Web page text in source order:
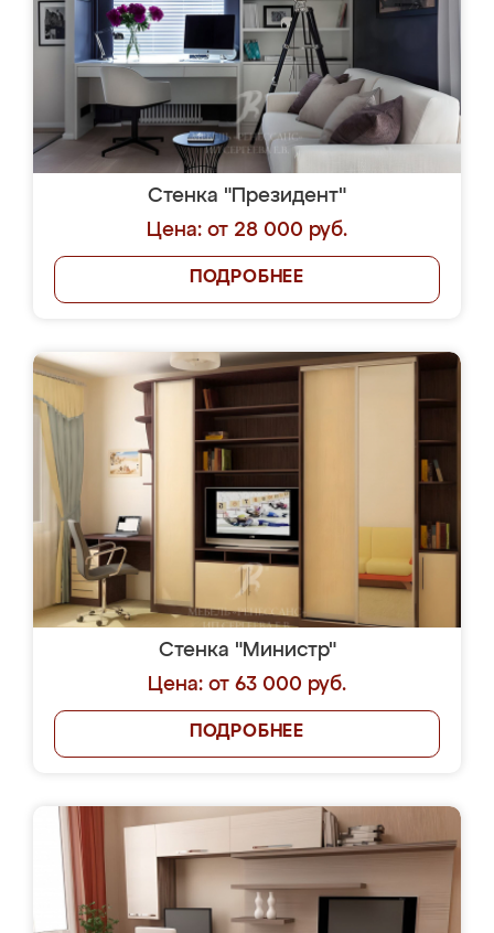
Стенка "Президент"
Цена: от 28 000 руб.
ПОДРОБНЕЕ
Стенка "Министр"
Цена: от 63 000 руб.
ПОДРОБНЕЕ